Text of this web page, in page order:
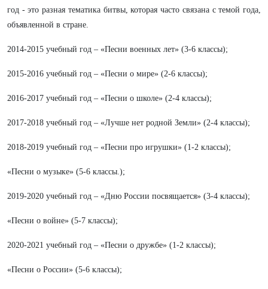
год - это разная тематика битвы, которая часто связана с темой года,
объявленной в стране.
2014-2015 учебный год – «Песни военных лет» (3-6 классы);
2015-2016 учебный год – «Песни о мире» (2-6 классы);
2016-2017 учебный год – «Песни о школе» (2-4 классы);
2017-2018 учебный год – «Лучше нет родной Земли» (2-4 классы);
2018-2019 учебный год – «Песни про игрушки» (1-2 классы);
«Песни о музыке» (5-6 классы.);
2019-2020 учебный год – «Дню России посвящается» (3-4 классы);
«Песни о войне» (5-7 классы);
2020-2021 учебный год – «Песни о дружбе» (1-2 классы);
«Песни о России» (5-6 классы);